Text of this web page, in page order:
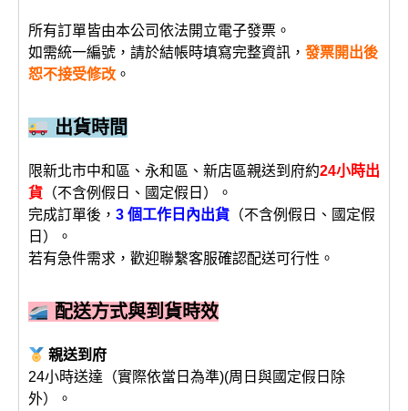
所有訂單皆由本公司依法開立電子發票。
如需統一編號，請於結帳時填寫完整資訊， 發票開出後
恕不接受修改 。
出貨時間
限新北市中和區、永和區、新店區親送到府約24小時出
貨 （不含例假日、國定假日）。
完成訂單後， 3 個工作日內出貨 （不含例假日、國定假
日）。
若有急件需求，歡迎聯繫客服確認配送可行性。
配送方式與到貨時效
親送到府
24小時送達（實際依當日為準)(周日與國定假日除
外）。